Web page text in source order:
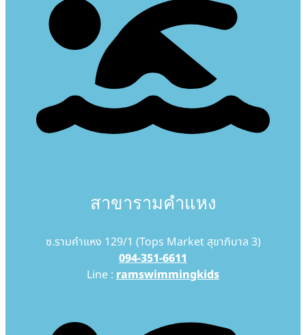
สาขารามคำแหง
ซ.รามคำแหง 129/1 (Tops Market สุขาภิบาล 3)
094-351-6611
Line : ramswimmingkids